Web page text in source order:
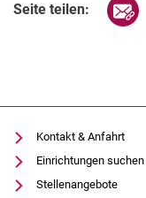
Seite teilen:
Kontakt & Anfahrt
Einrichtungen suchen
Stellenangebote